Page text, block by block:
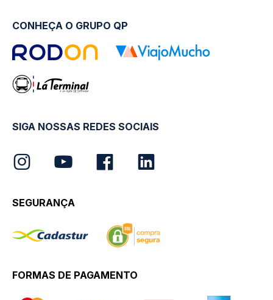
CONHEÇA O GRUPO QP
SIGA NOSSAS REDES SOCIAIS
SEGURANÇA
FORMAS DE PAGAMENTO